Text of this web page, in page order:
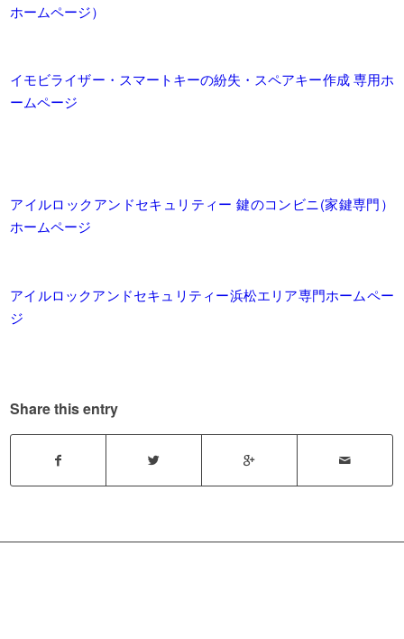
ホームページ）
イモビライザー・スマートキーの紛失・スペアキー作成 専用ホ
ームページ
アイルロックアンドセキュリティー 鍵のコンビニ(家鍵専門）
ホームページ
アイルロックアンドセキュリティー浜松エリア専門ホームペー
ジ
Share this entry